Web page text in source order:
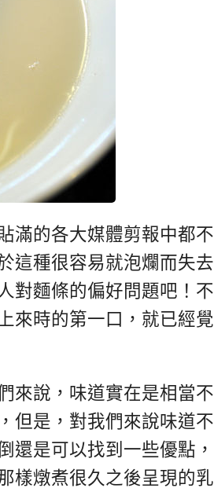
滿的各大媒體剪報中都不
這種很容易就泡爛而失去
對麵條的偏好問題吧！不
來時的第一口，就已經覺
來說，味道實在是相當不
但是，對我們來說味道不
還是可以找到一些優點，
樣燉煮很久之後呈現的乳